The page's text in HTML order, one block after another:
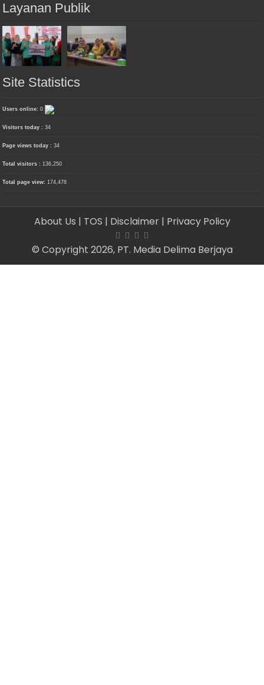
Layanan Publik
Site Statistics
Users online:0
Visitors today :34
Page views today :34
Total visitors :136,250
Total page view:174,478
About Us | TOS | Disclaimer | Privacy Policy
© Copyright 2026, PT. Media Delima Berjaya